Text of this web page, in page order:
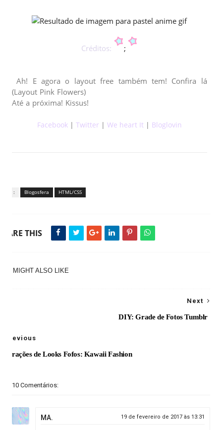
Créditos: ;
Ah! E agora o layout free também tem! Confira lá
(Layout Pink Flowers)
Até a próxima! Kissus!
Facebook| Twitter | We heart It| Bloglovin
Tags : Blogosfera HTML/CSS
THIS
MIGHT ALSO LIKE
Next
DIY: Grade de Fotos Tumblr
Previous
de Looks Fofos: Kawaii Fashion
10 Comentários:
MA. 19 de fevereiro de 2017 às 13:31